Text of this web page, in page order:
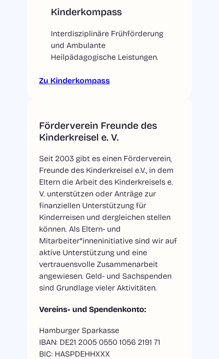
Kinderkompass
Interdisziplinäre Frühförderung
und Ambulante
Heilpädagogische Leistungen.
Zu Kinderkompass
Förderverein Freunde des
Kinderkreisel e. V.
Seit 2003 gibt es einen Förderverein,
Freunde des Kinderkreisel e.V., in dem
Eltern die Arbeit des Kinderkreisels e.
V. unterstützen oder Anträge zur
finanziellen Unterstützung für
Kinderreisen und dergleichen stellen
können. Als Eltern- und
Mitarbeiter*inneninitiative sind wir auf
aktive Unterstützung und eine
vertrauensvolle Zusammenarbeit
angewiesen. Geld- und Sachspenden
sind Grundlage vieler Aktivitäten.
Vereins- und Spendenkonto:
Hamburger Sparkasse
IBAN: DE21 2005 0550 1056 2191 71
BIC: HASPDEHHXXX